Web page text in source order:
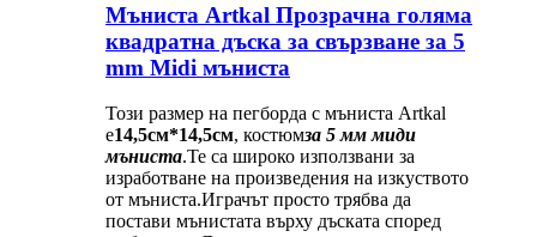
Мъниста Artkal Прозрачна голяма
квадратна дъска за свързване за 5
mm Midi мъниста
Този размер на пегборда с мъниста Artkal
е14,5см*14,5см, костюмза 5 мм миди
мъниста.Те са широко използвани за
изработване на произведения на изкуството
от мъниста.Играчът просто трябва да
постави мънистата върху дъската според